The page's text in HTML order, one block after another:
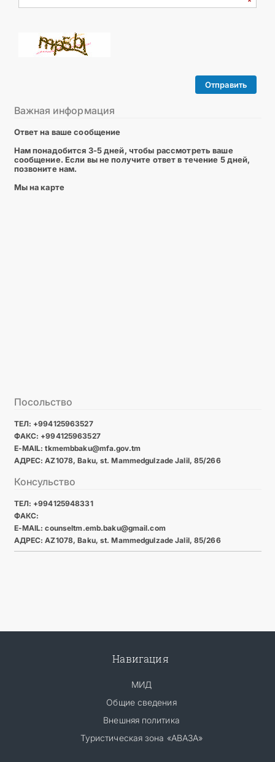
Отправить
Важная информация
Ответ на ваше сообщение
Нам понадобится 3-5 дней, чтобы рассмотреть ваше
сообщение. Если вы не получите ответ в течение 5 дней,
позвоните нам.
Мы на карте
Посольство
ТЕЛ: +994125963527
ФАКС: +994125963527
E-MAIL: tkmembbaku@mfa.gov.tm
АДРЕС: AZ1078, Baku, st. Mammedgulzade Jalil, 85/266
Консульство
ТЕЛ: +994125948331
ФАКС:
E-MAIL: counseltm.emb.baku@gmail.com
АДРЕС: AZ1078, Baku, st. Mammedgulzade Jalil, 85/266
Навигация
МИД
Общие сведения
Внешняя политика
Туристическая зона «АВАЗА»